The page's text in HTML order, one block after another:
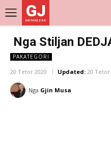
GJ
DRITARE E RE
Nga Stiljan
PAKATEGORI
20 Tetor 2020 Updated: 20 Tetor
Nga Gjin Musa